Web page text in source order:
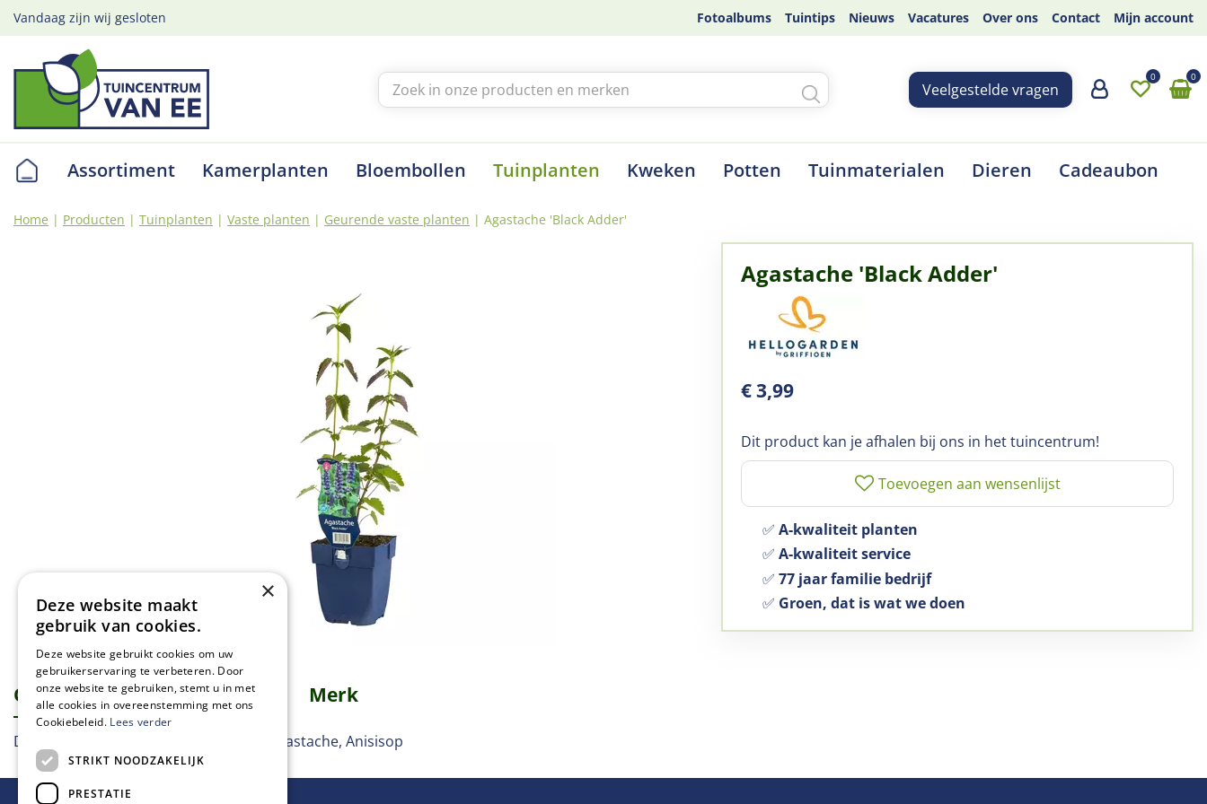
Ga
naar
Home Producten Tuinplanten Vaste planten Geurende vaste planten Agastache 'Black Adder'
Vandaag zijn wij gesloten Fotoalbums Tuintips Nieuws Vacatures Over ons Contact Mijn account
Veelgestelde vragen
Assortiment Kamerplanten Bloembollen Tuinplanten Kweken Potten Tuinmaterialen Dieren Cadeaubon
Agastache 'Black Adder'
€3,99
Dit product kan je afhalen bij ons in het tuincentrum!
✅ A-kwaliteit planten
✅ A-kwaliteit service
✅ 77 jaar familie bedrijf
✅ Groen, dat is wat we doen
Omschrijving Specificaties Merk
Dropplant, Duftnessel, Giant Hyssop, Agastache, Anisisop
×
Deze website maakt
gebruik van cookies.
Deze website gebruikt cookies om uw
gebruikerservaring te verbeteren. Door
onze website te gebruiken, stemt u in met
alle cookies in overeenstemming met ons
Cookiebeleid. Lees verder
STRIKT NOODZAKELIJK
PRESTATIE